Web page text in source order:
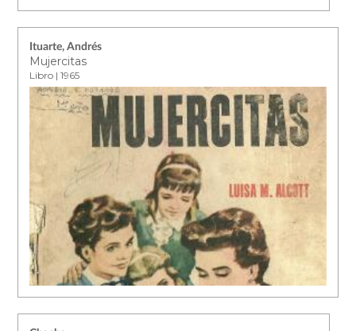
Ituarte, Andrés
Mujercitas
Libro | 1965